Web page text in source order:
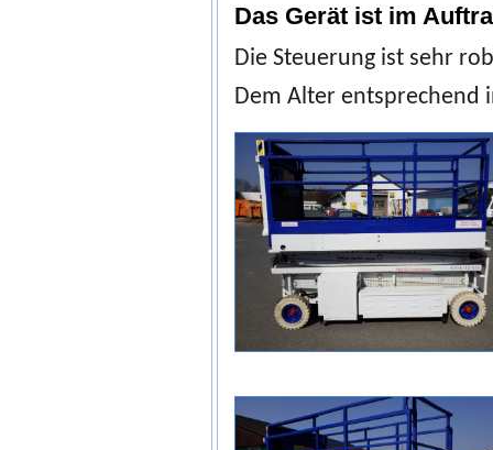
Das Gerät ist im
Die Steuerung ist sehr
Dem Alter entsprechend